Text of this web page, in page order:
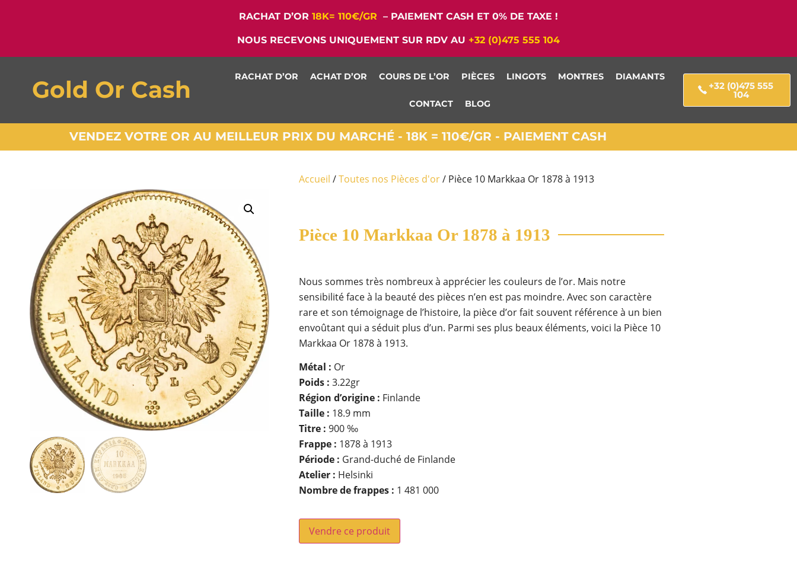
RACHAT D’OR 18K= 110€/GR – PAIEMENT CASH ET 0% DE TAXE !
NOUS RECEVONS UNIQUEMENT SUR RDV AU +32 (0)475 555 104
Gold Or Cash RACHAT D’OR ACHAT D’OR COURS DE L’OR PIÈCES LINGOTS MONTRES DIAMANTS
CONTACT BLOG
+32 (0)475 555
104
VENDEZ VOTRE OR AU MEILLEUR PRIX DU MARCHÉ - 18K = 110€/GR - PAIEMENT CASH
Accueil /Toutes nos Pièces d'or/ Pièce 10 Markkaa Or 1878 à 1913
Pièce 10 Markkaa Or 1878 à 1913
Nous sommes très nombreux à apprécier les couleurs de l’or. Mais notre
sensibilité face à la beauté des pièces n’en est pas moindre. Avec son caractère
rare et son témoignage de l’histoire, la pièce d’or fait souvent référence à un bien
envoûtant qui a séduit plus d’un. Parmi ses plus beaux éléments, voici la Pièce 10
Markkaa Or 1878 à 1913.
Métal : Or
Poids : 3.22gr
Région d’origine : Finlande
Taille : 18.9 mm
Titre : 900 ‰
Frappe : 1878 à 1913
Période : Grand-duché de Finlande
Atelier : Helsinki
Nombre de frappes : 1 481 000
Vendre ce produit